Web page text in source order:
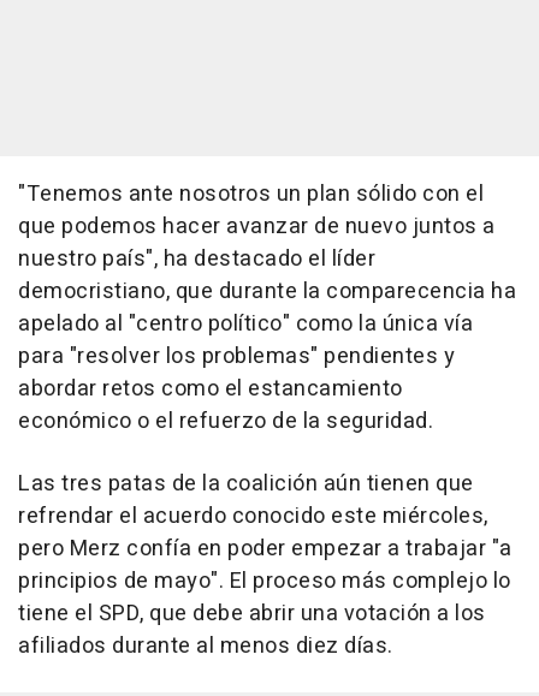
"Tenemos ante nosotros un plan sólido con el
que podemos hacer avanzar de nuevo juntos a
nuestro país", ha destacado el líder
democristiano, que durante la comparecencia ha
apelado al "centro político" como la única vía
para "resolver los problemas" pendientes y
abordar retos como el estancamiento
económico o el refuerzo de la seguridad.
Las tres patas de la coalición aún tienen que
refrendar el acuerdo conocido este miércoles,
pero Merz confía en poder empezar a trabajar "a
principios de mayo". El proceso más complejo lo
tiene el SPD, que debe abrir una votación a los
afiliados durante al menos diez días.